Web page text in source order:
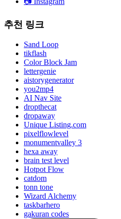
추천 링크
Sand Loop
tikflash
Color Block Jam
lettergenie
aistorygenerator
you2mp4
AI Nav Site
dropthecat
dropaway
Unique Listing.com
pixelflowlevel
monumentvalley 3
hexa away
brain test level
Hotpot Flow
catdom
tonn tone
Wizard Alchemy
taskbarhero
gakuran codes